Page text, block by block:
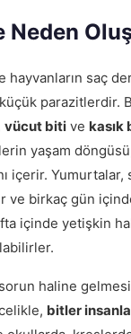
Neden
hayvanların saç
küçük parazitlerdir.
vücut biti ve kasık
yaşam
içerir. Yumurtalar,
ve birkaç gün
içinde yetişkin
haline
bitler